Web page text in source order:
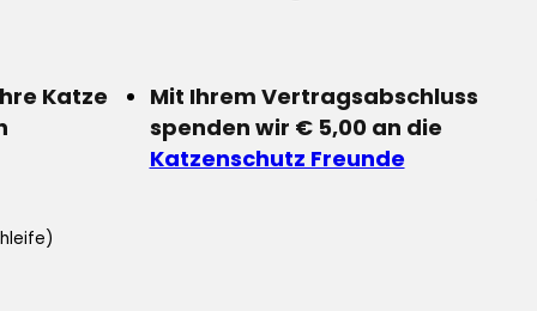
Katze
Mit Ihrem Vertragsabschluss
spenden wir € 5,00 an die
Katzenschutz Freunde